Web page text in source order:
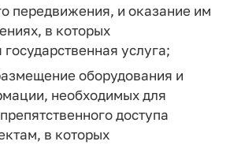
передвижения, и оказание им
в которых
услуга;
оборудования и
необходимых для
доступа
в которых